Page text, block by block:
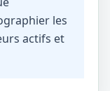
les
actifs et